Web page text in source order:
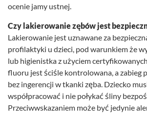
ocenie jamy ustnej.
Czy lakierowanie zębów jest
Lakierowanie jest uznawane za
profilaktyki u dzieci, pod warunkiem że
lub higienistka z użyciem
fluoru jest ściśle kontrolowana, a zabieg
bez ingerencji w tkanki zęba. Dziecko
współpracować i nie połykać śliny
Przeciwwskazaniem może być jedynie